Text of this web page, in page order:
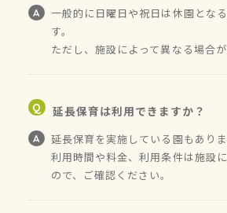
一般的に日曜日や祝日は休園とな
す。
ただし、施設によって異なる場合が
延長保育は利用できますか？
延長保育を実施している園もありま
利用時間や料金、利用条件は施設
ので、ご確認ください。